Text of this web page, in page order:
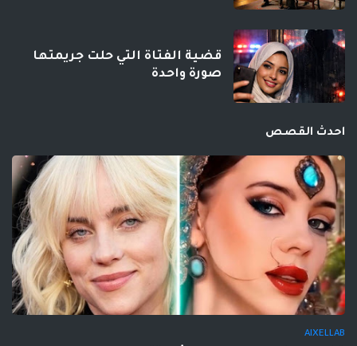
قضية الفتاة التي حلت جريمتها
صورة واحدة
احدث القصص
AIXELLAB